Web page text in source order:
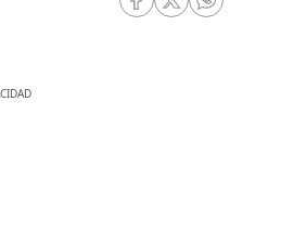
RRSS Facebook
RRSS Twitter
RRSS